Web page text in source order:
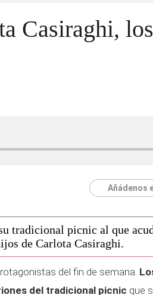
Casiraghi,
Añádenos
tradicional picnic al que
de Carlota Casiraghi.
del fin de semana.
del tradicional picnic que